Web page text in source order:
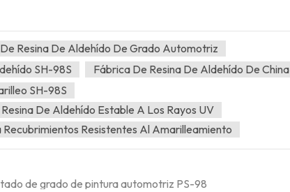
Resina De Aldehído De Grado Automotriz
SH-98S
Fábrica De Resina De Aldehído De China
SH-98S
De Aldehído Estable A Los Rayos UV
Resistentes Al Amarilleamiento
de grado de pintura automotriz PS-98